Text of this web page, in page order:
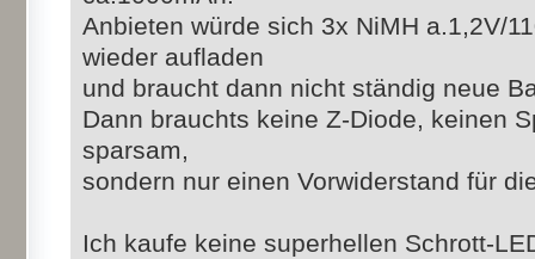
Anbieten würde sich 3x NiMH a.1,2V/
wieder aufladen
und braucht dann nicht ständig neue
Dann brauchts keine Z-Diode, keinen
sparsam,
sondern nur einen Vorwiderstand für
Ich kaufe keine superhellen Schrott-